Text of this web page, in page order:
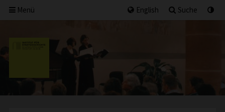
Menü English Suche